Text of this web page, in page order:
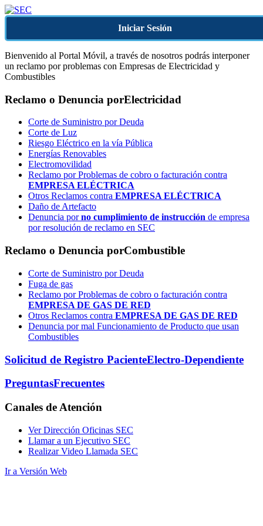
Iniciar Sesión
Bienvenido al Portal Móvil, a través de nosotros podrás interponer
un reclamo por problemas con Empresas de Electricidad y
Combustibles
Reclamo o Denuncia porElectricidad
Corte de Suministro por Deuda
Corte de Luz
Riesgo Eléctrico en la vía Pública
Energías Renovables
Electromovilidad
Reclamo por Problemas de cobro o facturación contra
EMPRESA ELÉCTRICA
Otros Reclamos contra EMPRESA ELÉCTRICA
Daño de Artefacto
Denuncia porno cumplimiento de instrucción de empresa
por resolución de reclamo en SEC
Reclamo o Denuncia porCombustible
Corte de Suministro por Deuda
Fuga de gas
Reclamo por Problemas de cobro o facturación contra
EMPRESA DE GAS DE RED
Otros Reclamos contra EMPRESA DE GAS DE RED
Denuncia por mal Funcionamiento de Producto que usan
Combustibles
Solicitud de Registro PacienteElectro-Dependiente
PreguntasFrecuentes
Canales de Atención
Ver Dirección Oficinas SEC
Llamar a un Ejecutivo SEC
Realizar Video Llamada SEC
Ir a Versión Web